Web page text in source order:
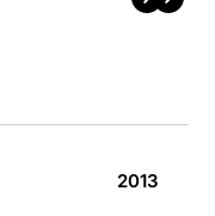
2013